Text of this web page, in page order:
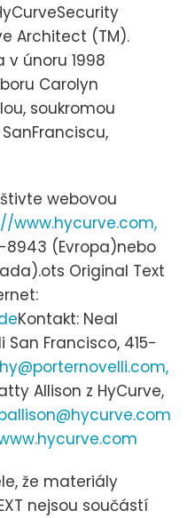
Architect (TM).
v únoru 1998
Carolyn
soukromou
webovou
www.hycurve.com,
8943 (Evropa)nebo
Original Text
Kontakt: Neal
San Francisco, 415-
Allison z HyCurve,
že materiály
nejsou součástí